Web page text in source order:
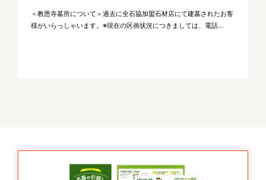
＜教恩寺墓所について＞過去に全石協加盟石材店にて建墓されたお客
様がいらっしゃいます。※現在の区画状況につきましては、電話...